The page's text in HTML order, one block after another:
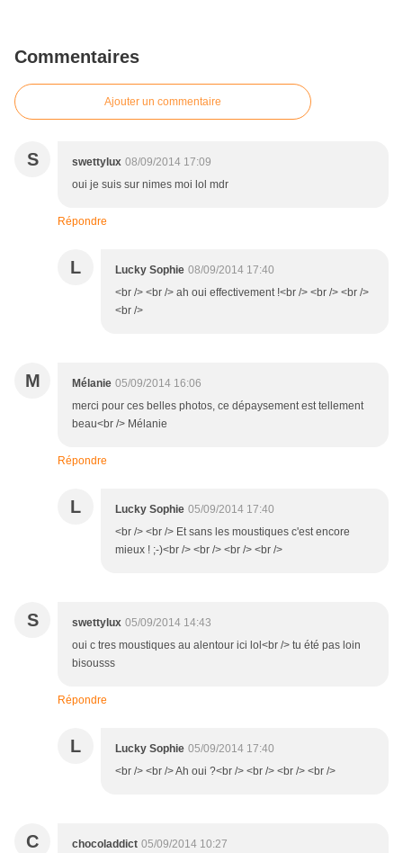
Commentaires
Ajouter un commentaire
S swettylux 08/09/2014 17:09
oui je suis sur nimes moi lol mdr
Répondre
L Lucky Sophie 08/09/2014 17:40
<br /> <br /> ah oui effectivement !<br /> <br /> <br />
<br />
M Mélanie 05/09/2014 16:06
merci pour ces belles photos, ce dépaysement est tellement
beau<br /> Mélanie
Répondre
L Lucky Sophie 05/09/2014 17:40
<br /> <br /> Et sans les moustiques c'est encore
mieux ! ;-)<br /> <br /> <br /> <br />
S swettylux 05/09/2014 14:43
oui c tres moustiques au alentour ici lol<br /> tu été pas loin
bisousss
Répondre
L Lucky Sophie 05/09/2014 17:40
<br /> <br /> Ah oui ?<br /> <br /> <br /> <br />
C chocoladdict 05/09/2014 10:27